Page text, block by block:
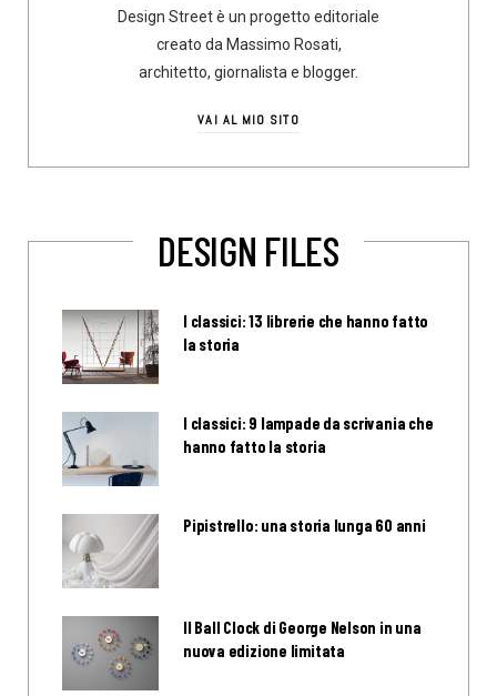
Design Street è un progetto editoriale
creato da Massimo Rosati,
architetto, giornalista e blogger.
VAI AL MIO SITO
DESIGN FILES
I classici: 13 librerie che hanno fatto
la storia
I classici: 9 lampade da scrivania che
hanno fatto la storia
Pipistrello: una storia lunga 60 anni
Il Ball Clock di George Nelson in una
nuova edizione limitata